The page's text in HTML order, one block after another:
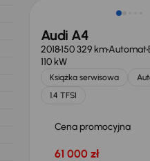
Audi A4
2018150 329 kmAutomat
110 kW
Książka serwisowa
1.4 TFSI
Cena promocyjna
61 000 zł